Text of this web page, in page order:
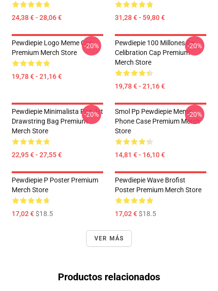
24,38 € - 28,06 € 31,28 € - 59,80 €
Pewdiepie Logo Meme Cap
Premium Merch Store
19,78 € - 21,16 €
-20%
Pewdiepie 100 Millones De
Celibration Cap Premium
Merch Store
19,78 € - 21,16 €
-20%
Pewdiepie Minimalista Pop Art
Drawstring Bag Premium
Merch Store
22,95 € - 27,55 €
-20%
Smol Pp Pewdiepie Meme
Phone Case Premium Merch
Store
14,81 € - 16,10 €
-20%
Pewdiepie P Poster Premium
Merch Store
17,02 €$18.5
Pewdiepie Wave Brofist
Poster Premium Merch Store
17,02 €$18.5
VER MÁS
Productos relacionados